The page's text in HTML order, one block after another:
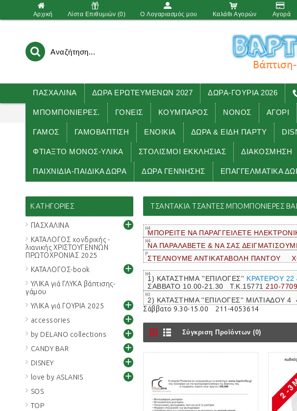
Αρχική Λίστα Επιθυμιών (0) O Λογαριασμός μου Καλάθι Αγορών Αγορά
ΠΑΣΧΑΛΙΝΑ ΔΩΡΑ ΕΡΩΤΕΥΜΕΝΩΝ 2027 ΔΩΡΑ-ΓΟΥΡΙΑ 2026
ΜΠΟΜΠΟΝΙΕΡΕΣ. ΓΟΝΕΙΣ ΚΟΥΜΠΑΡΟΣ ΝΟΝΟΣ ΑΓΟΡΙ
ΓΑΜΟΣ ΓΑΜΟΒΑΠΤΙΣΗ ΕΝΟΙΚΙΑ ΔΏΡΑ & ΕΊΔΗ ΠΑΡΤΥ
ΦΤΙΑΞΤΟ ΜΟΝΟΣ-ΥΛΙΚΑ ΣΤΟΛΙΣΜΟΙ ΕΚΚΛΗΣΙΑΣ ΔΙΑΚΟΣΜΗΣΗ
ΠΑΙΧΝΙΔΙΑ-ΠΑΙΔΙΚΑ ΔΩΡΑ ΔΩΡΑ ΓΕΝΝΗΣΗΣ ΕΠΑΓΓΕΛΜΑΤΙΚΑ
ΘΕΜΑ-ΚΟΡΙΤΣΙ ΤΣΑΝΤΑΚΙΑ ΤΣΑΝΤΕΣ
ΚΑΤΗΓΟΡΊΕΣ
ΠΑΣΧΑΛΙΝΑ +
ΚΑΤΑΛΟΓΟΣ χονδρικής -
λιανικής ΧΡΙΣΤΟΥΓΕΝΝΩΝ
ΠΡΩΤΟΧΡΟΝΙΑΣ 2025
ΚΑΤΑΛΟΓΟΣ-book
+
ΥΛΙΚΑ γιά ΓΛΥΚΑ βάπτισης-
γάμου
ΥΛΙΚΑ γιά ΓΟΥΡΙΑ 2025
+
accessories +
by DELANO collections +
CANDY BAR +
DISNEY +
love by ASLANIS +
SOS
TOP
ΤΣΑΝΤΑΚΙΑ ΤΣΑΝΤΕΣ ΜΠΟΜΠΟΝΙΈΡΕΣ
ΜΠΟΡΕΙΤΕ ΝΑ ΠΑΡΑΓΓΕΙΛΕΤΕ
ΝΑ ΠΑΡΑΛΑΒΕΤΕ & ΝΑ ΣΑΣ
ΣΤΕΛΝΟΥΜΕ ΑΝΤΙΚΑΤΑΒΟΛΗ ΠΑΝΤΟΥ
1) ΚΑΤΑΣΤΗΜΑ ''ΕΠΙΛΟΓΕΣ'' ΚΡΑΤΕΡΟΥ 22
ΣΑΒΒΑΤΟ 10.00-21.30 Τ.Κ.15771 210-
2) ΚΑΤΑΣΤΗΜΑ ''ΕΠΙΛΟΓΕΣ'' ΜΙΛΤΙΑΔΟΥ
Σάββατο 9.30-15.00 211-4053614
Σύγκριση Προϊόντων (0)